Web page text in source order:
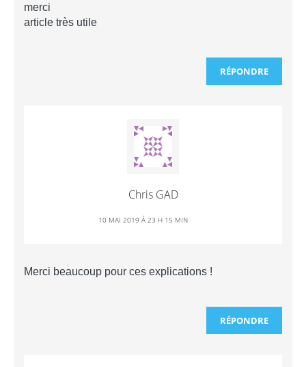
merci
article très utile
RÉPONDRE
Chris GAD
10 MAI 2019 Á 23 H 15 MIN
Merci beaucoup pour ces explications !
RÉPONDRE